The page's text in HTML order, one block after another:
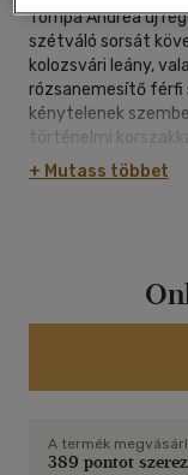
Tompa Andrea új
szétváló sorsát
kolozsvári leány,
rózsanemesítő férfi
kénytelenek
történelmi
belebonyolódnak.
a mind fojtogatóbb
hónapjainak pedig
forradalom. Milyen
terhes történelmi
értékekkel, a
regényének talált
+ Mutass többet
A termék
389 pontot